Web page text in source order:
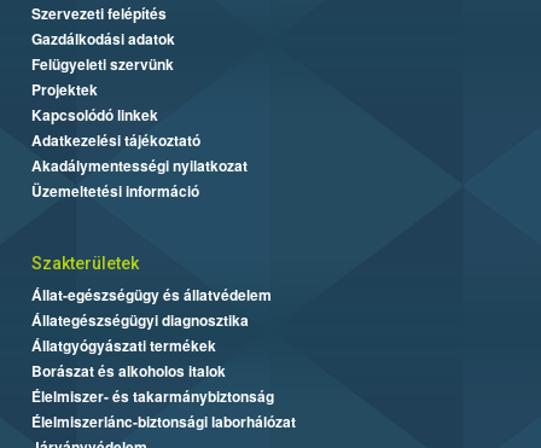
Szervezeti felépítés
Gazdálkodási adatok
Felügyeleti szervünk
Projektek
Kapcsolódó linkek
Adatkezelési tájékoztató
Akadálymentességi nyilatkozat
Üzemeltetési információ
Szakterületek
Állat-egészségügy és állatvédelem
Állategészségügyi diagnosztika
Állatgyógyászati termékek
Borászat és alkoholos italok
Élelmiszer- és takarmánybiztonság
Élelmiszerlánc-biztonsági laborhálózat